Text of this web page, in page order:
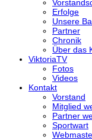
Erfolge
Unsere
Partner
Chronik
Über das
ViktoriaTV
Fotos
Videos
Kontakt
Vorstand
Mitglied
Partner
Sportwart